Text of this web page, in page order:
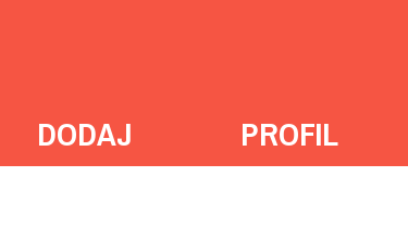
DODAJ PROFIL